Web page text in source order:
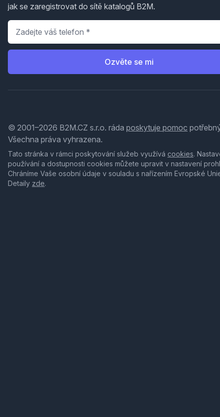
jak se zaregistrovat do sítě katalogů B2M.
Telefon
Ozvěte se mi
© 2001–2026 B2M.CZ s.r.o. ráda poskytuje pomoc
Všechna práva vyhrazena.
Tato stránka v rámci poskytování služeb využívá cookies.
používání a dostupnosti cookies můžete upravit v nastavení
Chráníme Vaše osobní údaje v souladu s nařízením Evropské
Detaily zde.